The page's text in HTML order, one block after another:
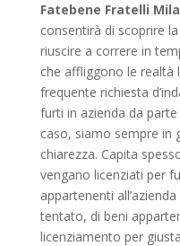
Fatebene Fratelli
consentirà di scoprire
riuscire a correre in
che affliggono le realtà
frequente richiesta
furti in azienda da
caso, siamo sempre in
chiarezza. Capita
vengano licenziati per
appartenenti
tentato, di beni
licenziamento per